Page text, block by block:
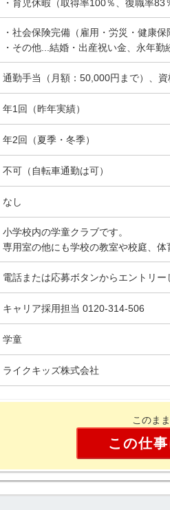
・育児休暇（取得率100％、復職率83
・社会保険完備（雇用・労災・健康保
・その他...結婚・出産祝い金、永年
通勤手当（月額：50,000円まで）、
年1回（昨年実績）
年2回（夏季・冬季）
不可（自転車通勤は可）
なし
小学校内の学童クラブです。
専用室の他にも学校の教室や校庭、
電話または応募ボタンからエントリー
キャリア採用担当 0120-314-506
学童
ライクキッズ株式会社
このま
この仕